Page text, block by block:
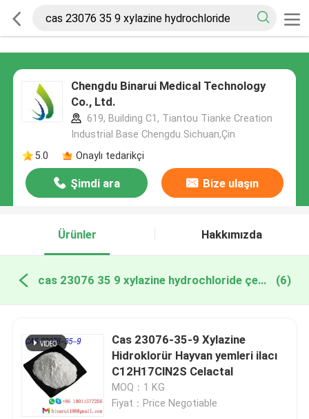
Chengdu Binarui Medical Technology
Co., Ltd.
619, Building C1, Tiantou Tianke Creation
Industrial Base Chengdu Sichuan,Çin
5.0
Onaylı tedarikçi
Şimdi ara Bize ulaşın
Ürünler Hakkımızda
cas 23076 35 9 xylazine hydrochloride çevrimiçi üretim (6)
Cas 23076-35-9 Xylazine
Hidroklorür Hayvan yemleri ilacı
C12H17ClN2S Celactal
MOQ：1 KG
Fiyat：Price Negotiable